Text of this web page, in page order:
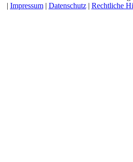
| Impressum| Datenschutz| Rechtliche